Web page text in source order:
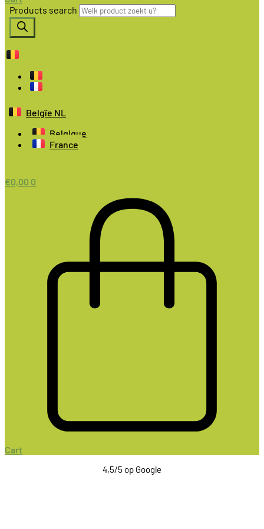
Products search
Belgïe NL
Belgique
France
€0,00 0
Cart
4,5/5 op Google